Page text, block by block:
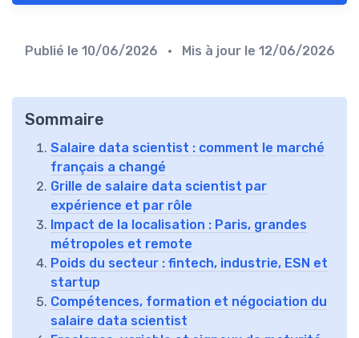
Publié le 10/06/2026 • Mis à jour le 12/06/2026
Sommaire
Salaire data scientist : comment le marché
français a changé
Grille de salaire data scientist par
expérience et par rôle
Impact de la localisation : Paris, grandes
métropoles et remote
Poids du secteur : fintech, industrie, ESN et
startup
Compétences, formation et négociation du
salaire data scientist